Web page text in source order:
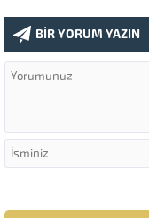
BİR YORUM YAZIN